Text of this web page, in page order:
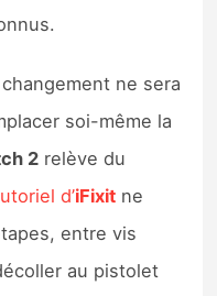
ne sera
soi-même la
2 relève du
d’iFixit ne
entre vis
au pistolet